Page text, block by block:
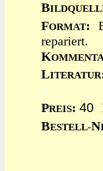
B
FORMAT:
repariert.
K
LITERATUR
x
PREIS: 40
BESTELL-N